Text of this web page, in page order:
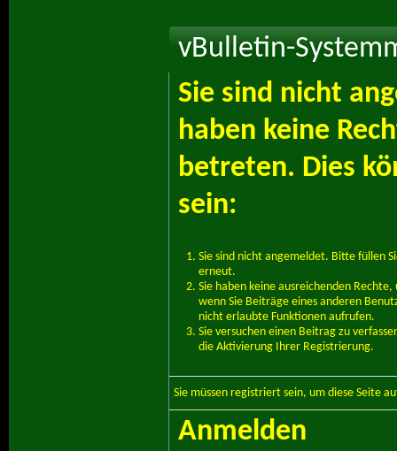
vBulletin-
Sie sind nicht
haben keine
betreten. Dies
sein:
Sie sind nicht angemeldet. Bitte füllen
erneut.
Sie haben keine ausreichenden
wenn Sie Beiträge eines anderen
nicht erlaubte Funktionen aufrufen.
Sie versuchen einen Beitrag zu
die Aktivierung Ihrer Registrierung.
Sie müssen registriert sein, um diese Seite
Anmelden